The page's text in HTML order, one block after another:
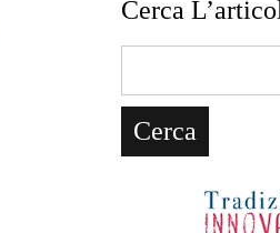
Cerca